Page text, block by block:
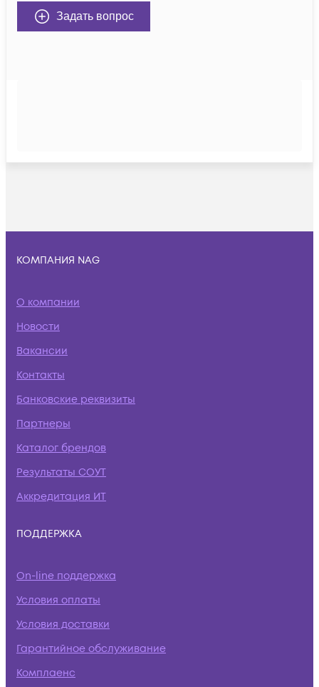
Задать вопрос
КОМПАНИЯ NAG
О компании
Новости
Вакансии
Контакты
Банковские реквизиты
Партнеры
Каталог брендов
Результаты СОУТ
Аккредитация ИТ
ПОДДЕРЖКА
On-line поддержка
Условия оплаты
Условия доставки
Гарантийное обслуживание
Комплаенс